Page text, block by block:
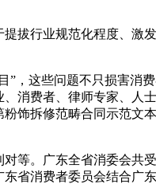
行业规范化程度、激发
这些问题不只损害消费
、消费者、律师专家、人
粉饰拆修范畴合同示范文
。广东全省消委会共受
东省消费者委员会结合广